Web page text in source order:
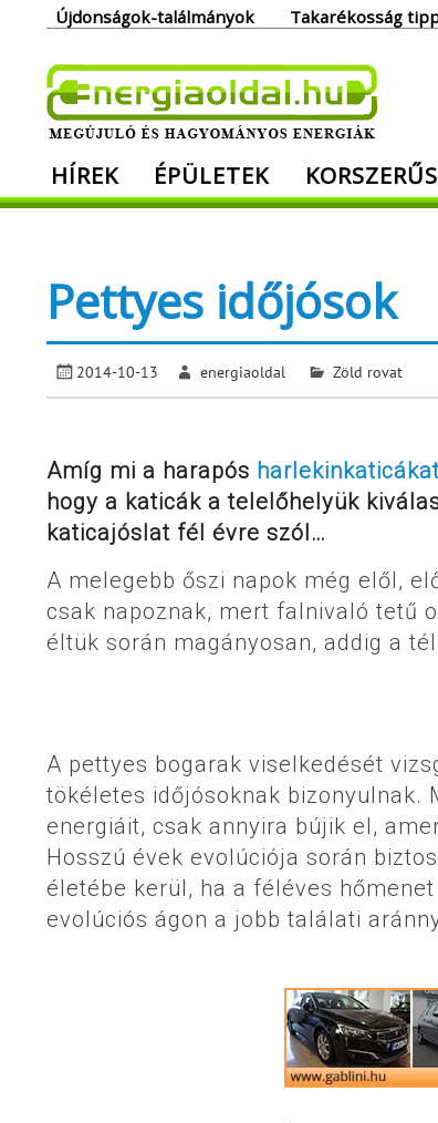
Újdonságok-találmányok Takarékosság
Megújuló és hagyományos
HÍREK ÉPÜLETEK
Pettyes időjósok
2014-10-13 energiaoldal Zöld rovat
Amíg mi a harapós
hogy a katicák a telelőhelyük
katicajóslat fél évre szól…
A melegebb őszi napok még elől,
csak napoznak, mert falnivaló tetű
éltük során magányosan, addig a
A pettyes bogarak viselkedését
tökéletes időjósoknak bizonyulnak.
energiáit, csak annyira bújik el,
Hosszú évek evolúciója során
életébe kerül, ha a féléves
evolúciós ágon a jobb találati